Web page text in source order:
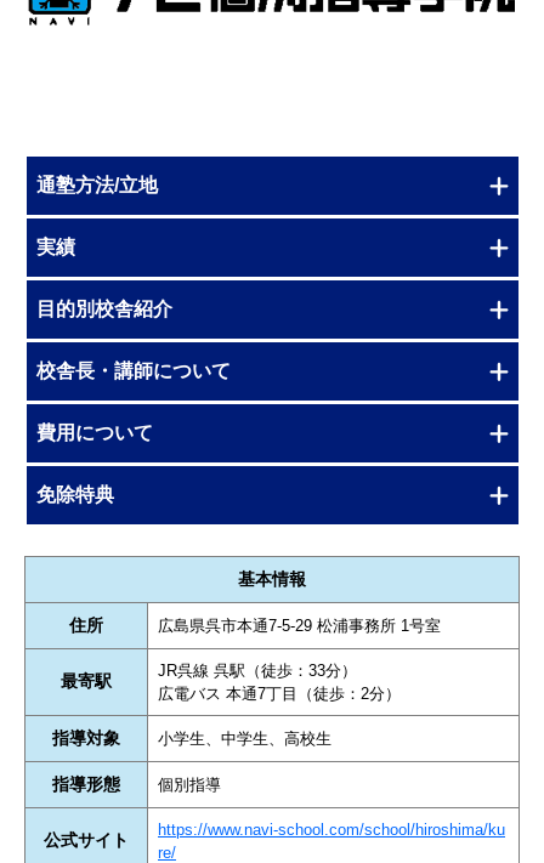
通塾方法/立地
実績
目的別校舎紹介
校舎長・講師について
費用について
免除特典
基本情報
住所 広島県呉市本通7-5-29 松浦事務所 1号室
最寄駅
JR呉線 呉駅（徒歩：33分）
広電バス 本通7丁目（徒歩：2分）
指導対象 小学生、中学生、高校生
指導形態 個別指導
公式サイト
https://www.navi-school.com/school/hiroshima/ku
re/